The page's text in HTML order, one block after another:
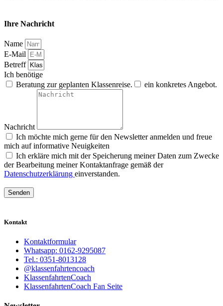
Ihre Nachricht
Name
E-Mail
Betreff
Ich benötige
Beratung zur geplanten Klassenreise.
ein konkretes Angebot.
Nachricht
Ich möchte mich gerne für den Newsletter anmelden und freue
mich auf informative Neuigkeiten
Ich erkläre mich mit der Speicherung meiner Daten zum Zwecke
der Bearbeitung meiner Kontaktanfrage gemäß der
Datenschutzerklärung einverstanden.
Senden
Kontakt
Kontaktformular
Whatsapp: 0162-9295087
Tel.: 0351-8013128
@klassenfahrtencoach
KlassenfahrtenCoach
KlassenfahrtenCoach Fan Seite